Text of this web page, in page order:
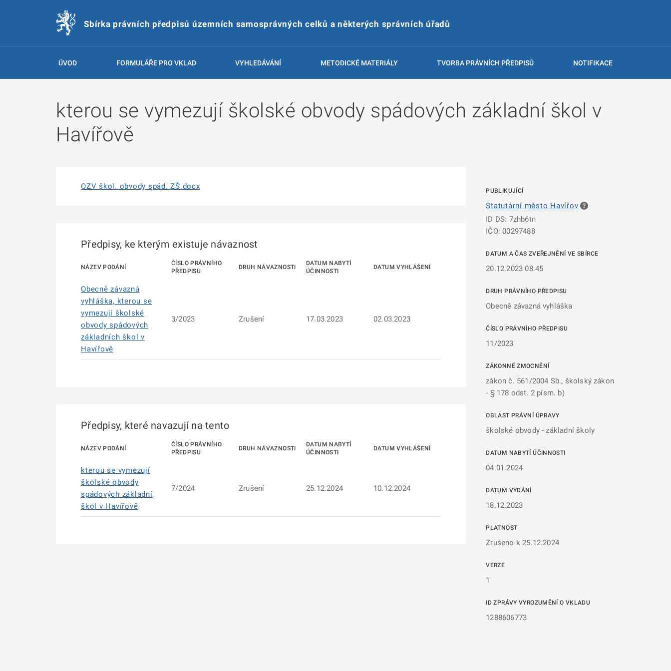
Sbírka právních předpisů územních samosprávných celků a některých správních úřadů
ÚVOD FORMULÁŘE PRO VKLAD VYHLEDÁVÁNÍ METODICKÉ MATERIÁLY TVORBA PRÁVNÍCH PŘEDPISŮ NOTIFIKACE
kterou se vymezují školské obvody spádových základní škol v
Havířově
PUBLIKUJÍCÍ
Statutární město Havířov
ID DS: 7zhb6tn
IČO: 00297488
DATUM A ČAS ZVEŘEJNĚNÍ VE SBÍRCE
20.12.2023 08:45
DRUH PRÁVNÍHO PŘEDPISU
Obecně závazná vyhláška
ČÍSLO PRÁVNÍHO PŘEDPISU
11/2023
ZÁKONNÉ ZMOCNĚNÍ
zákon č. 561/2004 Sb., školský zákon
- § 178 odst. 2 písm. b)
OBLAST PRÁVNÍ ÚPRAVY
školské obvody - základní školy
DATUM NABYTÍ ÚČINNOSTI
04.01.2024
DATUM VYDÁNÍ
18.12.2023
PLATNOST
Zrušeno k 25.12.2024
VERZE
1
ID ZPRÁVY VYROZUMĚNÍ O VKLADU
1288606773
OZV škol. obvody spád. ZŠ.docx
Předpisy, ke kterým existuje návaznost
NÁZEV PODÁNÍ
ČÍSLO PRÁVNÍHO
PŘEDPISU
DRUH NÁVAZNOSTI
DATUM NABYTÍ
ÚČINNOSTI
DATUM VYHLÁŠENÍ
Obecně závazná
vyhláška, kterou se
vymezují školské
obvody spádových
základních škol v
Havířově
3/2023 Zrušení 17.03.2023 02.03.2023
Předpisy, které navazují na tento
NÁZEV PODÁNÍ
ČÍSLO PRÁVNÍHO
PŘEDPISU
DRUH NÁVAZNOSTI
DATUM NABYTÍ
ÚČINNOSTI
DATUM VYHLÁŠENÍ
kterou se vymezují
školské obvody
spádových základní
škol v Havířově
7/2024 Zrušení 25.12.2024 10.12.2024